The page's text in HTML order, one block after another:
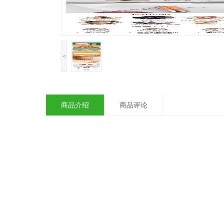
<
商品介绍 商品评论